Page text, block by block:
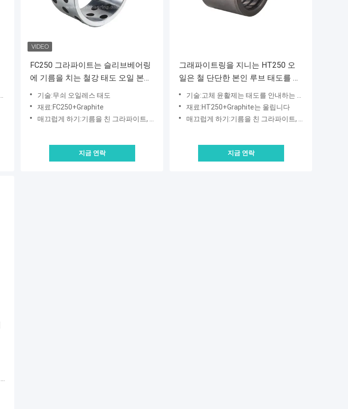
FC250 그라파이트는 슬리브베어링
에 기름을 치는 철강 태도 오일 본인
을 던졌습니다
기술:무쇠 오일레스 태도
재료:FC250+Graphite
매끄럽게 하기:기름을 친 그라파이트, 자유로운 마인텐턴스
지금 연락
그래파이트링을 지니는 HT250 오
일은 철 단단한 본인 루브 태도를 던
지는 것 메웠습니다
기술:고체 윤활제는 태도를 안내하는 플러그된 강철을 울립니다
재료:HT250+Graphite는 울립니다
매끄럽게 하기:기름을 친 그라파이트, 자유로운 마인텐턴스
지금 연락